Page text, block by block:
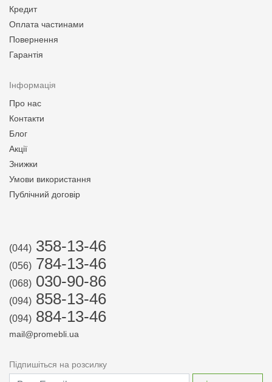
Кредит
Оплата частинами
Повернення
Гарантія
Інформація
Про нас
Контакти
Блог
Акції
Знижки
Умови використання
Публічний договір
(044) 358-13-46
(056) 784-13-46
(068) 030-90-86
(094) 858-13-46
(094) 884-13-46
mail@promebli.ua
Підпишіться на розсилку